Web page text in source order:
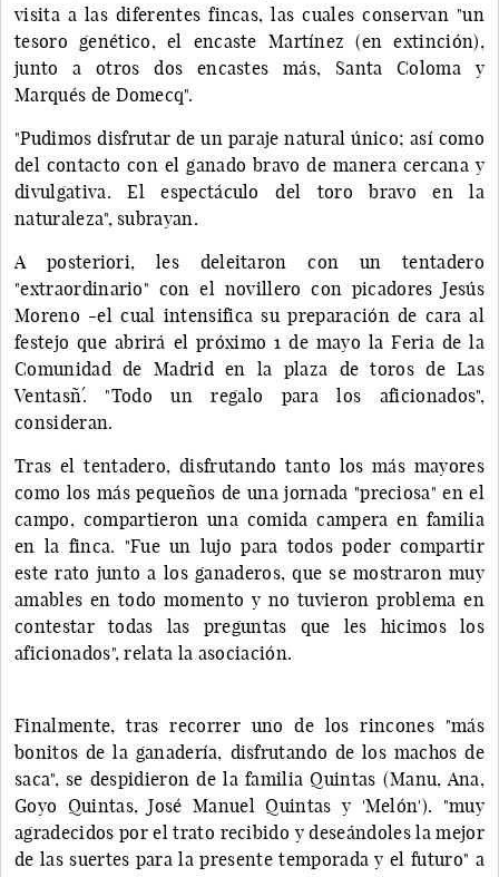
visita a las diferentes fincas, las cuales conservan "un
tesoro genético, el encaste Martínez (en extinción),
junto a otros dos encastes más, Santa Coloma y
Marqués de Domecq".
"Pudimos disfrutar de un paraje natural único; así como
del contacto con el ganado bravo de manera cercana y
divulgativa. El espectáculo del toro bravo en la
naturaleza", subrayan.
A posteriori, les deleitaron con un tentadero
"extraordinario" con el novillero con picadores Jesús
Moreno -el cual intensifica su preparación de cara al
festejo que abrirá el próximo 1 de mayo la Feria de la
Comunidad de Madrid en la plaza de toros de Las
Ventasñ´. "Todo un regalo para los aficionados",
consideran.
Tras el tentadero, disfrutando tanto los más mayores
como los más pequeños de una jornada "preciosa" en el
campo, compartieron una comida campera en familia
en la finca. "Fue un lujo para todos poder compartir
este rato junto a los ganaderos, que se mostraron muy
amables en todo momento y no tuvieron problema en
contestar todas las preguntas que les hicimos los
aficionados", relata la asociación.
Finalmente, tras recorrer uno de los rincones "más
bonitos de la ganadería, disfrutando de los machos de
saca", se despidieron de la familia Quintas (Manu, Ana,
Goyo Quintas, José Manuel Quintas y 'Melón'). "muy
agradecidos por el trato recibido y deseándoles la mejor
de las suertes para la presente temporada y el futuro" a